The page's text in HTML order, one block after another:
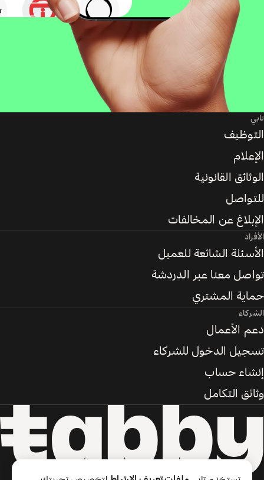
تابي
التوظيف
الإعلام
الوثائق القانونية
للتواصل
الإبلاغ عن المخالفات
الأفراد
الأسئلة الشائعة للعميل
تواصل معنا عبر الدردشة
حماية المشتري
الشركاء
دعم الأعمال
تسجيل الدخول للشركاء
إنشاء حساب
وثائق التكامل